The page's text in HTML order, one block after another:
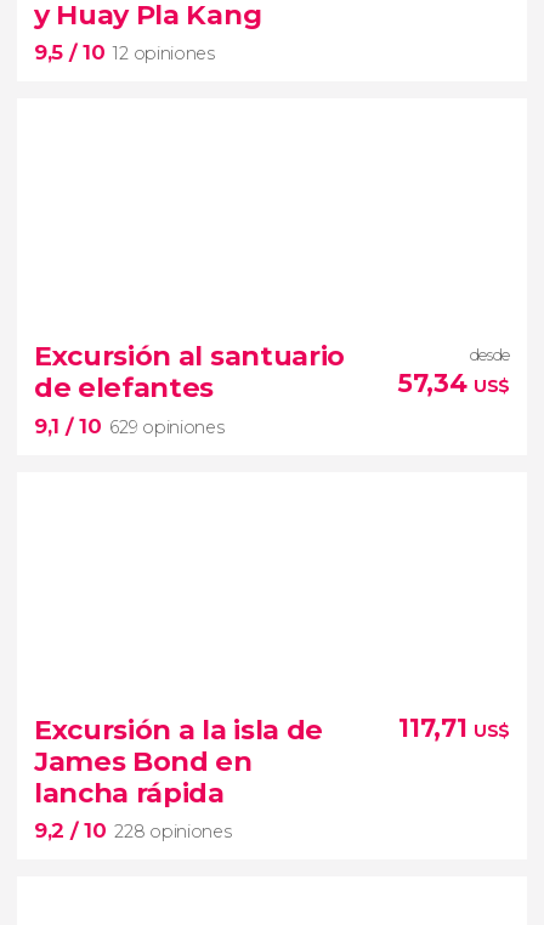
y Huay Pla Kang
9,5 / 10 12 opiniones
12 opiniones
provincia de Chiang Rai
templos Blanco, Azul y Huay Pla Kang
Excursión al santuario
de elefantes
9,1 / 10 629 opiniones
desde
57,34 US$
629 opiniones
cuidando, alimentando y
bañando a los elefantes tailandeses
Excursión a la isla de
James Bond en
lancha rápida
9,2 / 10 228 opiniones
117,71 US$